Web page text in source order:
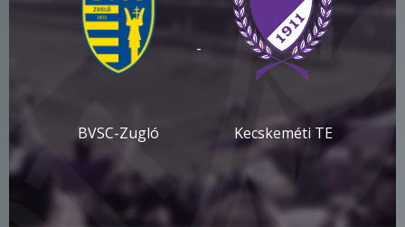
BVSC-Zugló
-
Kecskeméti TE